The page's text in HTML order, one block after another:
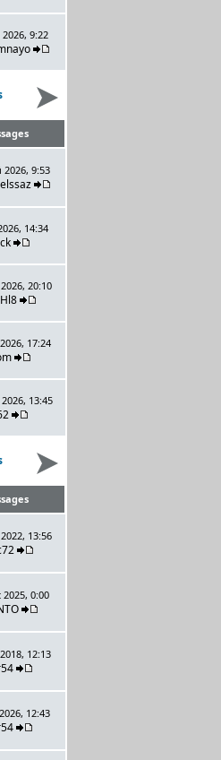
9:22
2026, 9:53
14:34
20:10
17:24
13:45
13:56
2025, 0:00
12:13
12:43